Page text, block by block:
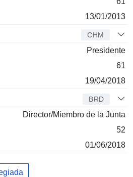
13/01/2013
CHM
Presidente
61
19/04/2018
BRD
Director/Miembro de la Junta
52
01/06/2018